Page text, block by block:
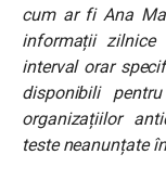
cum ar fi Ana
informații zilnice
interval orar
disponibili
organizațiilor
teste neanunțate